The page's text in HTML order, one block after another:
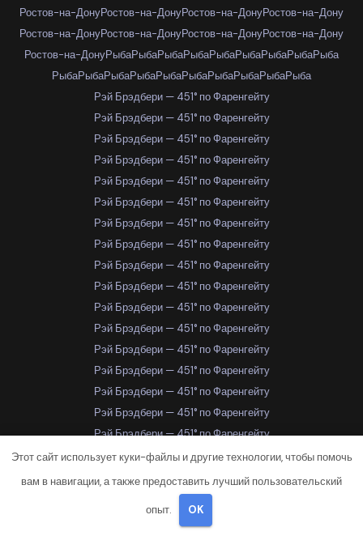
Ростов-на-ДонуРостов-на-ДонуРостов-на-ДонуРостов-на-Дону
Ростов-на-ДонуРостов-на-ДонуРостов-на-ДонуРостов-на-Дону
Ростов-на-ДонуРыбаРыбаРыбаРыбаРыбаРыбаРыбаРыбаРыба
РыбаРыбаРыбаРыбаРыбаРыбаРыбаРыбаРыбаРыба
Рэй Брэдбери — 451° по Фаренгейту
Рэй Брэдбери — 451° по Фаренгейту
Рэй Брэдбери — 451° по Фаренгейту
Рэй Брэдбери — 451° по Фаренгейту
Рэй Брэдбери — 451° по Фаренгейту
Рэй Брэдбери — 451° по Фаренгейту
Рэй Брэдбери — 451° по Фаренгейту
Рэй Брэдбери — 451° по Фаренгейту
Рэй Брэдбери — 451° по Фаренгейту
Рэй Брэдбери — 451° по Фаренгейту
Рэй Брэдбери — 451° по Фаренгейту
Рэй Брэдбери — 451° по Фаренгейту
Рэй Брэдбери — 451° по Фаренгейту
Рэй Брэдбери — 451° по Фаренгейту
Рэй Брэдбери — 451° по Фаренгейту
Рэй Брэдбери — 451° по Фаренгейту
Рэй Брэдбери — 451° по Фаренгейту
Рэй Брэдбери — 451° по Фаренгейту
Рэй Брэдбери — 451° по Фаренгейту
Рэй Брэдбери — 451° по Фаренгейту
Рэй Брэдбери — 451° по Фаренгейту
Этот сайт использует куки-файлы и другие технологии, чтобы помочь
вам в навигации, а также предоставить лучший пользовательский
опыт. OK